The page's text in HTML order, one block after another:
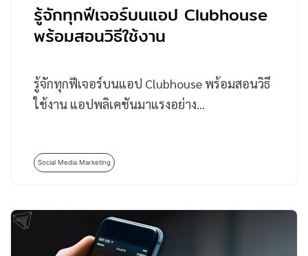
รู้จักทุกฟีเจอร์บนแอป Clubhouse
พร้อมสอนวิธีใช้งาน
รู้จักทุกฟีเจอร์บนแอป Clubhouse พร้อมสอนวิธี
ใช้งาน แอปพลิเคชันมาแรงอย่าง…
Social Media Marketing